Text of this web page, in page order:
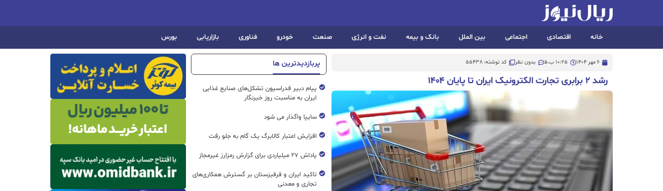
خانه اقتصادی اجتماعی بین الملل بانک و بیمه نفت و انرژی صنعت خودرو فناوری بازاریابی بورس
6 مهر 1404 10:25 ب.ظ بدون نظر کد نوشته: 55438
رشد ۲ برابری تجارت الکترونیک ایران تا پایان ۱۴۰۴
پربازدیدترین ها
پیام دبیر فدراسیون تشکل‌های صنایع غذایی
ایران به مناسبت روز خبرنگار
سایپا واگذار می شود
افزایش اعتبار کالابرگ یک گام به جلو رفت
پاداش ۲۷ میلیاردی برای گزارش رمزارز غیرمجاز
تاکید ایران و قرقیزستان بر گسترش همکاری‌های
تجاری و معدنی